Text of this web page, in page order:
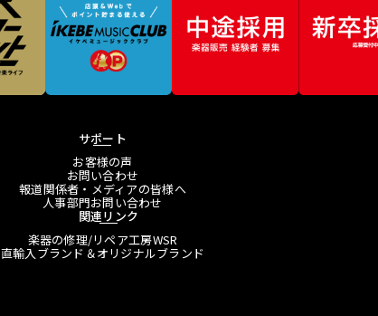
サポート
お客様の声
お問い合わせ
報道関係者・メディアの皆様へ
人事部門お問い合わせ
関連リンク
楽器の修理/リペア工房WSR
直輸入ブランド＆オリジナルブランド